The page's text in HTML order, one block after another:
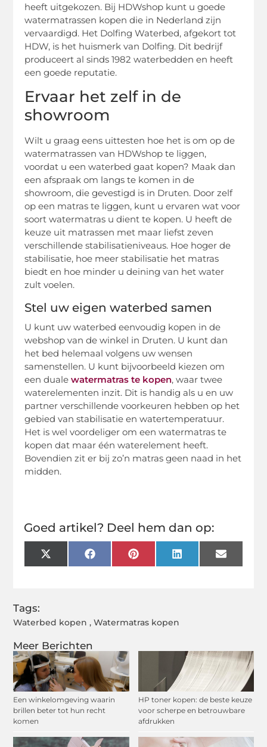
Meer Berichten
Een winkelomgeving waarin
brillen beter tot hun recht
komen
HP toner kopen: de beste keuze
voor scherpe en betrouwbare
afdrukken
heeft uitgekozen. Bij HDWshop kunt u goede
watermatrassen kopen die in Nederland zijn
vervaardigd. Het Dolfing Waterbed, afgekort tot
HDW, is het huismerk van Dolfing. Dit bedrijf
produceert al sinds 1982 waterbedden en heeft
een goede reputatie.
Ervaar het zelf in de
showroom
Wilt u graag eens uittesten hoe het is om op de
watermatrassen van HDWshop te liggen,
voordat u een waterbed gaat kopen? Maak dan
een afspraak om langs te komen in de
showroom, die gevestigd is in Druten. Door zelf
op een matras te liggen, kunt u ervaren wat voor
soort watermatras u dient te kopen. U heeft de
keuze uit matrassen met maar liefst zeven
verschillende stabilisatieniveaus. Hoe hoger de
stabilisatie, hoe meer stabilisatie het matras
biedt en hoe minder u deining van het water
zult voelen.
Stel uw eigen waterbed samen
U kunt uw waterbed eenvoudig kopen in de
webshop van de winkel in Druten. U kunt dan
het bed helemaal volgens uw wensen
samenstellen. U kunt bijvoorbeeld kiezen om
een dualewatermatras te kopen, waar twee
waterelementen inzit. Dit is handig als u en uw
partner verschillende voorkeuren hebben op het
gebied van stabilisatie en watertemperatuur.
Het is wel voordeliger om een watermatras te
kopen dat maar één waterelement heeft.
Bovendien zit er bij zo’n matras geen naad in het
midden.
Goed artikel? Deel hem dan op:
X
(Twitter)
FacebookPinterestLinkedInEmail
Tags:
Waterbed kopen ,Watermatras kopen